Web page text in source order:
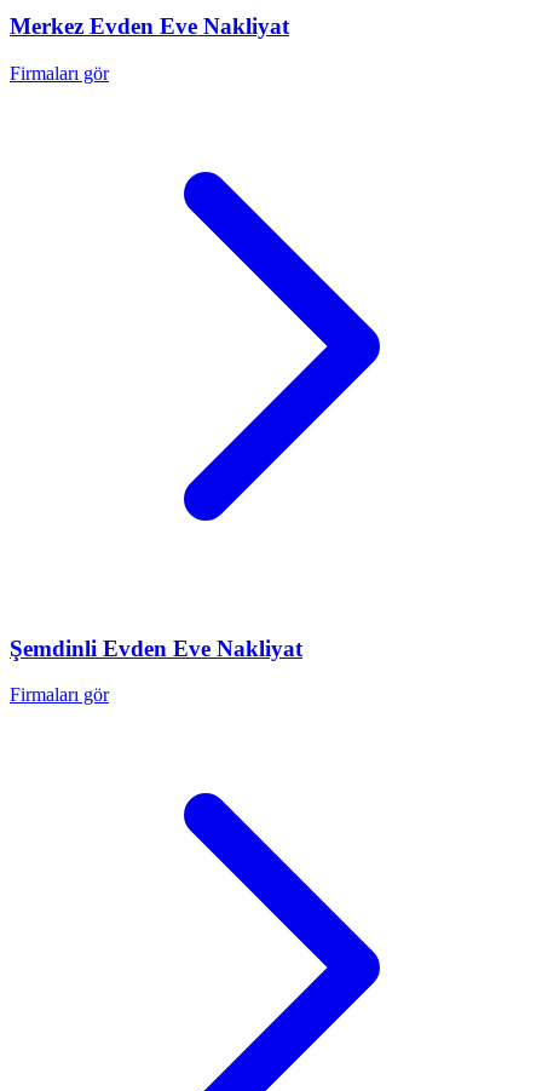
Merkez Evden Eve Nakliyat
Firmaları gör
Şemdinli Evden Eve Nakliyat
Firmaları gör